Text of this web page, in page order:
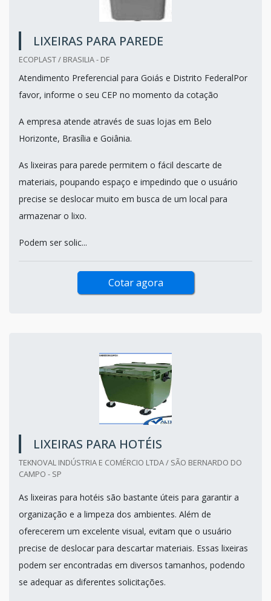
LIXEIRAS PARA PAREDE
ECOPLAST / BRASILIA - DF
Atendimento Preferencial para Goiás e Distrito FederalPor
favor, informe o seu CEP no momento da cotação
A empresa atende através de suas lojas em Belo
Horizonte, Brasília e Goiânia.
As lixeiras para parede permitem o fácil descarte de
materiais, poupando espaço e impedindo que o usuário
precise se deslocar muito em busca de um local para
armazenar o lixo.
Podem ser solic...
Cotar agora
LIXEIRAS PARA HOTÉIS
TEKNOVAL INDÚSTRIA E COMÉRCIO LTDA / SÃO BERNARDO DO
CAMPO - SP
As lixeiras para hotéis são bastante úteis para garantir a
organização e a limpeza dos ambientes. Além de
oferecerem um excelente visual, evitam que o usuário
precise de deslocar para descartar materiais. Essas lixeiras
podem ser encontradas em diversos tamanhos, podendo
se adequar as diferentes solicitações.